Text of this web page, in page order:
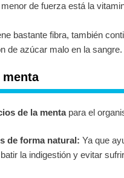
de fuerza está la
bastante fibra, también
de azúcar malo en la sangre.
de la mentapara el
de forma natural: Ya que
la indigestión y evitar